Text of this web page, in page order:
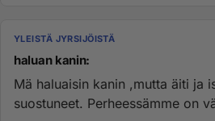
YLEISTÄ JYRSIJÖISTÄ
haluan kanin:
Mä haluaisin kanin ,mutta äiti ja isä
suostuneet. Perheessämme on